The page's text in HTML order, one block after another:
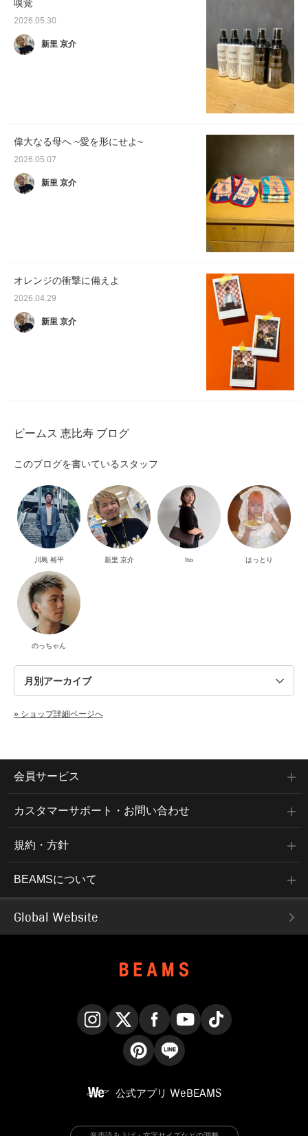
嗅覚
2026.05.30
新里 京介
偉大なる母へ ~愛を形にせよ~
2026.05.07
新里 京介
オレンジの衝撃に備えよ
2026.04.29
新里 京介
ビームス 恵比寿 ブログ
このブログを書いているスタッフ
川島 裕平 新里 京介 Ito はっとり
のっちゃん
» ショップ詳細ページへ
会員サービス
カスタマーサポート・お問い合わせ
規約・方針
BEAMSについて
Global Website
公式アプリ WeBEAMS